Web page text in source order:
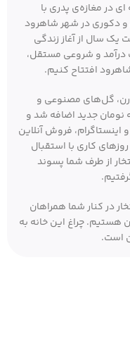
سال ۱۳۹۴ از قفسه ای در مغازه‌ی پدری با
دکوری در شهر شاهرود
و بعد از گذشت یک سال از آغاز زندگی
درآمد و شروعی مستقل،
افتتاح کنیم.
گل‌های مصنوعی و
نومان جدید اضافه شد و
فروش آنلاین
کاری با استقبال
از طرف شما پسوند
در کنار شما همراهان
چراغ این خانه به
است.